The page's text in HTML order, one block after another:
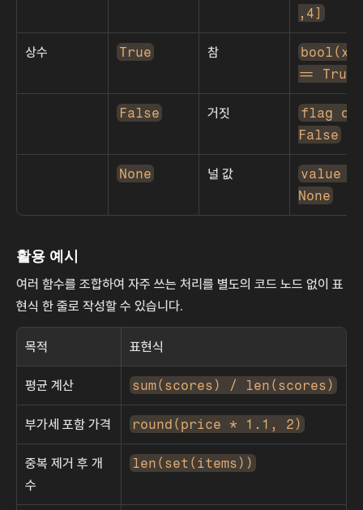
,4]
상수 True 참
bool(x)
== True
False 거짓
flag or
False
None 널 값
value
None
활용 예시
여러 함수를 조합하여 자주 쓰는 처리를 별도의 코드 노드 없이 표
현식 한 줄로 작성할 수 있습니다.
목적 표현식
평균 계산 sum(scores) / len(scores)
부가세 포함 가격 round(price * 1.1, 2)
중복 제거 후 개
수
len(set(items))